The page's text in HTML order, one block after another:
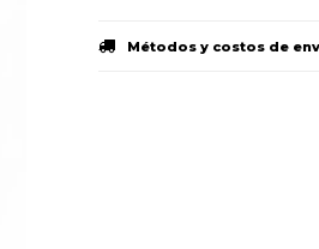
Métodos y costos de